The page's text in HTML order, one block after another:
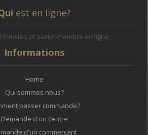
est en ligne?
invités et aucun membre en ligne
Informations
Home
Qui sommes nous?
passer commande?
Demande d'un centre
d'un commerçant